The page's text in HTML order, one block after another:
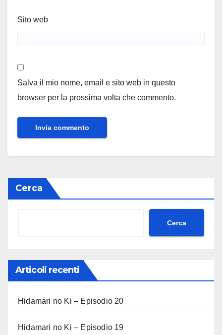
Sito web
Salva il mio nome, email e sito web in questo
browser per la prossima volta che commento.
Cerca
Cerca
Articoli recenti
Hidamari no Ki – Episodio 20
Hidamari no Ki – Episodio 19